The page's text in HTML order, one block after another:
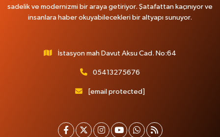
sadelik ve modernizmi bir araya getiriyor. Şatafattan kaçınıyor ve
insanlara haber okuyabilecekleri bir altyapı sunuyor.
İstasyon mah Davut Aksu Cad. No:64
05413275676
[email protected]